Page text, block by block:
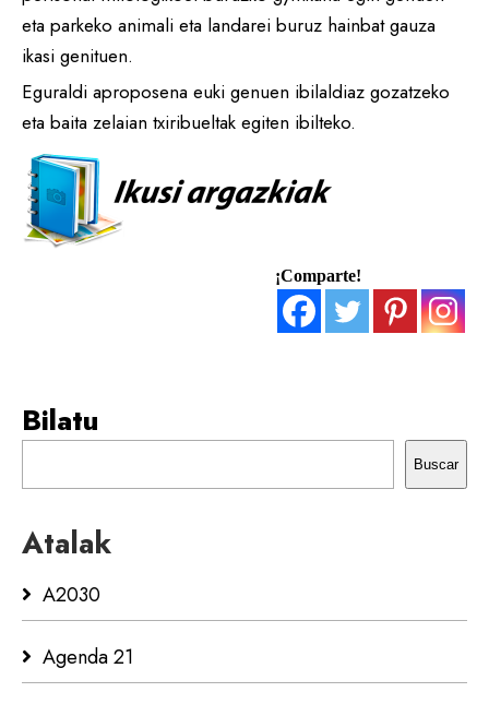
eta parkeko animali eta landarei buruz hainbat gauza
ikasi genituen.
Eguraldi aproposena euki genuen ibilaldiaz gozatzeko
eta baita zelaian txiribueltak egiten ibilteko.
¡Comparte!
Bilatu
Buscar
Atalak
A2030
Agenda 21